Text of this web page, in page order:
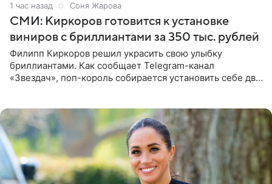
1 час назад Соня Жарова
СМИ: Киркоров готовится к установке
виниров с бриллиантами за 350 тыс. рублей
Филипп Киркоров решил украсить свою улыбку
бриллиантами. Как сообщает Telegram-канал
«Звездач», поп-король собирается установить себе два